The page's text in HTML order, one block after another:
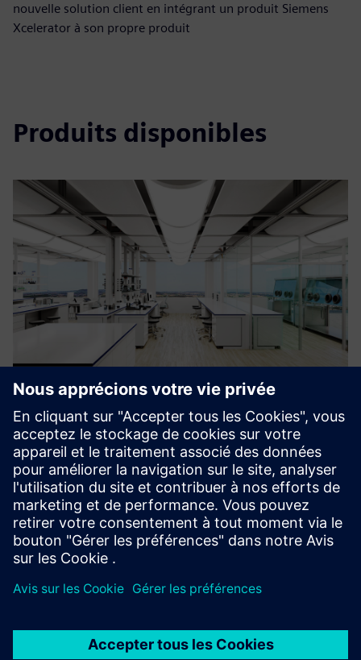
nouvelle solution client en intégrant un produit Siemens
Xcelerator à son propre produit
Produits disponibles
HL-X-LAB™
Le HL-X-LAB™ est l'essence même d'un système de
construction modulaire qui inclut tous les services
nécessaires tels que l'alimentation en air, la climatisation,
l'éclairage, l'atténuation du bruit et une alimentation
multimédia d...
En savoir plus